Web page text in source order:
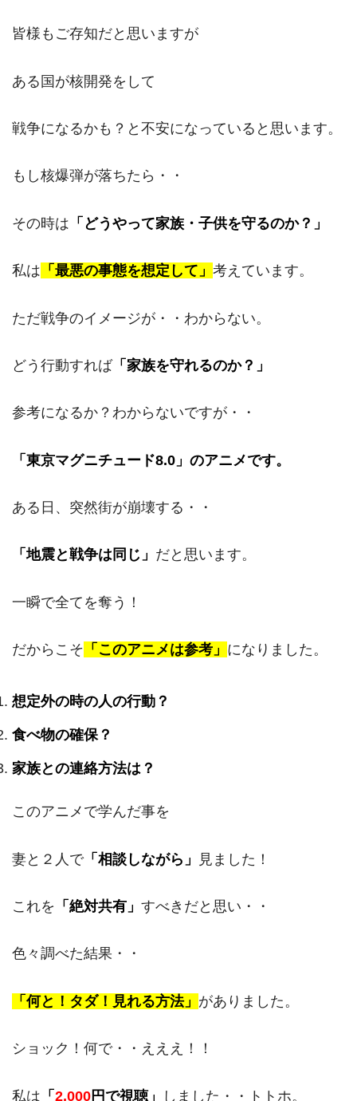
皆様もご存知だと思いますが
ある国が核開発をして
戦争になるかも？と不安になっていると思います。
もし核爆弾が落ちたら・・
その時は 「どうやって家族・子供を守るのか？」
私は 「最悪の事態を想定して」 考えています。
ただ戦争のイメージが・・わからない。
どう行動すれば「家族を守れるのか？」
参考になるか？わからないですが・・
「東京マグニチュード8.0」のアニメです。
ある日、突然街が崩壊する・・
「地震と戦争は同じ」 だと思います。
一瞬で全てを奪う！
だからこそ 「このアニメは参考」 になりました。
想定外の時の人の行動？
食べ物の確保？
家族との連絡方法は？
このアニメで学んだ事を
妻と２人で「相談しながら」 見ました！
これを 「絶対共有」 すべきだと思い・・
色々調べた結果・・
「何と！タダ！見れる方法」 がありました。
ショック！何で・・えええ！！
私は 「 2,000円で視聴」 しました・・トトホ。